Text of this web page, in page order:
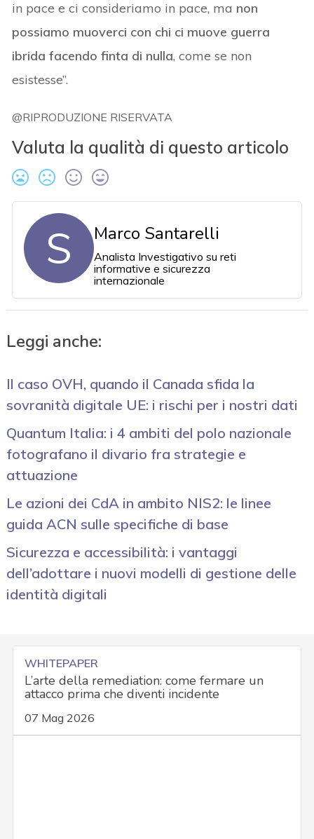
in pace e ci consideriamo in pace, ma non
possiamo muoverci con chi ci muove guerra
ibrida facendo finta di nulla, come se non
esistesse”.
@RIPRODUZIONE RISERVATA
Valuta la qualità di questo articolo
S Marco Santarelli
Analista Investigativo su reti
informative e sicurezza
internazionale
Leggi anche:
Il caso OVH, quando il Canada sfida la
sovranità digitale UE: i rischi per i nostri dati
Quantum Italia: i 4 ambiti del polo nazionale
fotografano il divario fra strategie e
attuazione
Le azioni dei CdA in ambito NIS2: le linee
guida ACN sulle specifiche di base
Sicurezza e accessibilità: i vantaggi
dell’adottare i nuovi modelli di gestione delle
identità digitali
WHITEPAPER
L’arte della remediation: come fermare un
attacco prima che diventi incidente
07 Mag 2026